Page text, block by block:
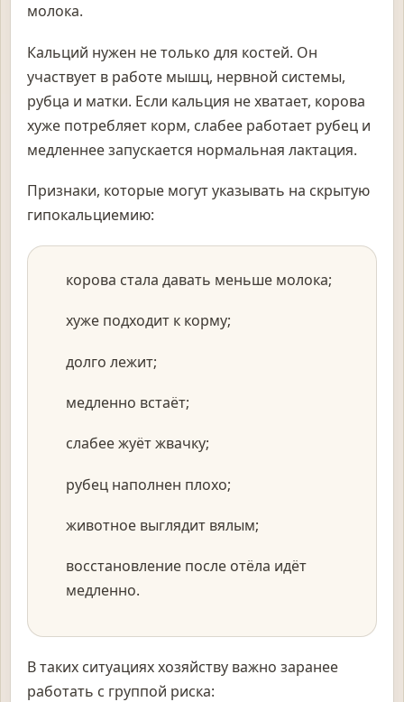
молока.
Кальций нужен не только для костей. Он
участвует в работе мышц, нервной системы,
рубца и матки. Если кальция не хватает, корова
хуже потребляет корм, слабее работает рубец и
медленнее запускается нормальная лактация.
Признаки, которые могут указывать на скрытую
гипокальциемию:
корова стала давать меньше молока;
хуже подходит к корму;
долго лежит;
медленно встаёт;
слабее жуёт жвачку;
рубец наполнен плохо;
животное выглядит вялым;
восстановление после отёла идёт
медленно.
В таких ситуациях хозяйству важно заранее
работать с группой риска: